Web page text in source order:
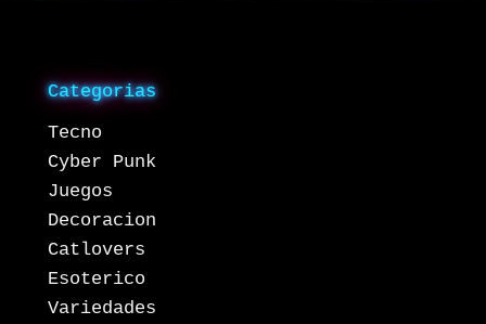
Categorias
Tecno
Cyber Punk
Juegos
Decoracion
Catlovers
Esoterico
Variedades